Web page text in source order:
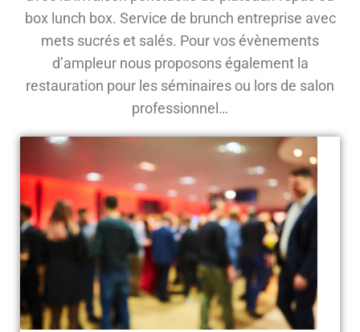
box lunch box. Service de brunch entreprise avec
mets sucrés et salés. Pour vos évènements
d’ampleur nous proposons également la
restauration pour les séminaires ou lors de salon
professionnel…